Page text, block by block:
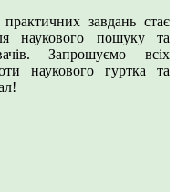
практичних завдань стає
наукового пошуку та
Запрошуємо всіх
наукового гуртка та